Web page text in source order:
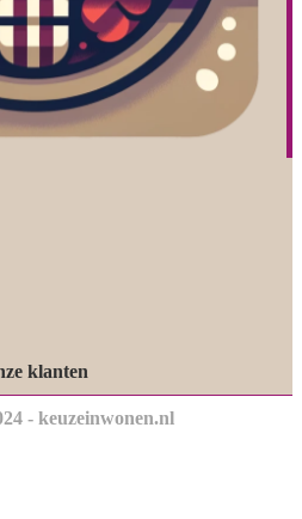
klanten
- keuzeinwonen.nl